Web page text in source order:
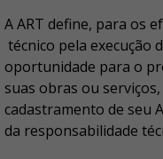
A ART define, para os
técnico pela execução
oportunidade para o
suas obras ou
cadastramento de seu
da responsabilidade